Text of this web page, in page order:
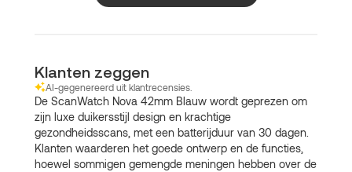
Klanten zeggen
AI-gegenereerd uit klantrecensies.
De ScanWatch Nova 42mm Blauw wordt geprezen om
zijn luxe duikersstijl design en krachtige
gezondheidsscans, met een batterijduur van 30 dagen.
Klanten waarderen het goede ontwerp en de functies,
hoewel sommigen gemengde meningen hebben over de